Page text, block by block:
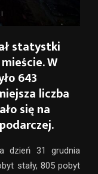
statystki
W
643
liczba
się na
dzień 31 grudnia
stały, 805 pobyt